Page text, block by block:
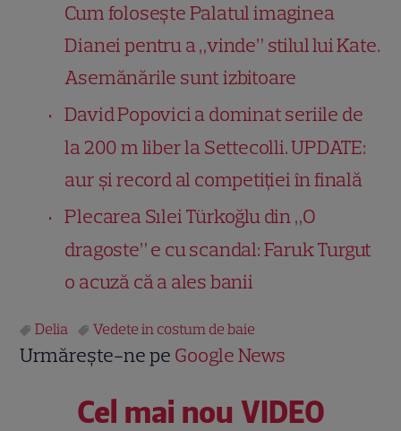
Cum folosește Palatul imaginea
Dianei pentru a „vinde” stilul lui Kate.
Asemănările sunt izbitoare
David Popovici a dominat seriile de
la 200 m liber la Settecolli. UPDATE:
aur și record al competiției în finală
Plecarea Sılei Türkoğlu din „O
dragoste” e cu scandal: Faruk Turgut
o acuză că a ales banii
Delia Vedete in costum de baie
Urmărește-ne pe Google News
Cel mai nou VIDEO